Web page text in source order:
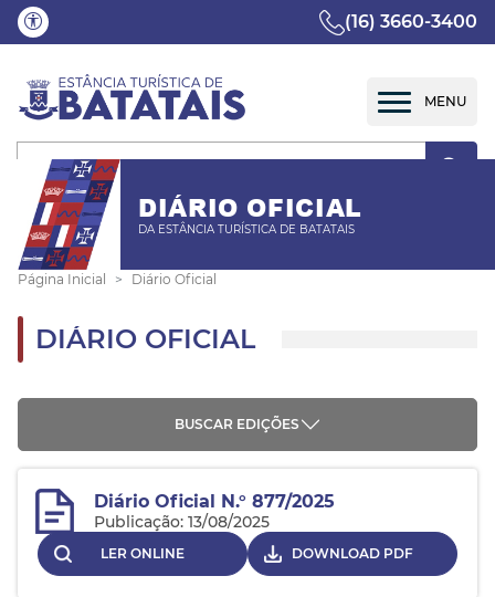
(16) 3660-3400
DIÁRIO OFICIAL
DA ESTÂNCIA TURÍSTICA DE BATATAIS
Página Inicial Diário Oficial
DIÁRIO OFICIAL
BUSCAR EDIÇÕES
Diário Oficial N.° 877/2025
Publicação: 13/08/2025
LER ONLINE DOWNLOAD PDF